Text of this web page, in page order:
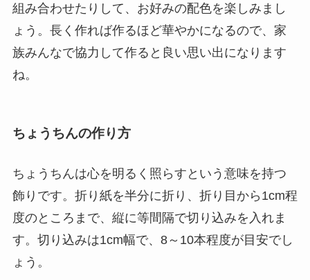
組み合わせたりして、お好みの配色を楽しみまし
ょう。長く作れば作るほど華やかになるので、家
族みんなで協力して作ると良い思い出になります
ね。
ちょうちんの作り方
ちょうちんは心を明るく照らすという意味を持つ
飾りです。折り紙を半分に折り、折り目から1cm程
度のところまで、縦に等間隔で切り込みを入れま
す。切り込みは1cm幅で、8～10本程度が目安でし
ょう。